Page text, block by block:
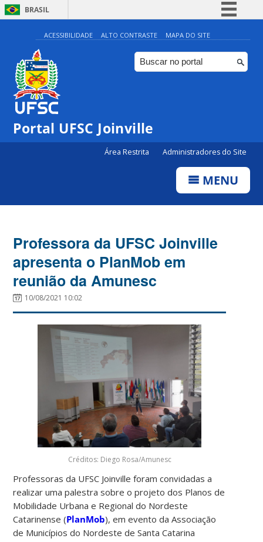
BRASIL
Simplifique!
Comunica BR
Participe
ACESSIBILIDADE ALTO CONTRASTE MAPA DO SITE
Portal UFSC Joinville
Área Restrita Administradores do Site
MENU
Professora da UFSC Joinville
apresenta o PlanMob em
reunião da Amunesc
10/08/2021 10:02
Créditos: Diego Rosa/Amunesc
Professoras da UFSC Joinville foram convidadas a
realizar uma palestra sobre o projeto dos Planos de
Mobilidade Urbana e Regional do Nordeste
Catarinense (PlanMob), em evento da Associação
de Municípios do Nordeste de Santa Catarina